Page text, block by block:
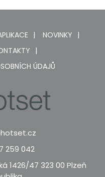
NOVINKY
ÚDAJŮ
259 042
1426/47 323 00 Plzeň